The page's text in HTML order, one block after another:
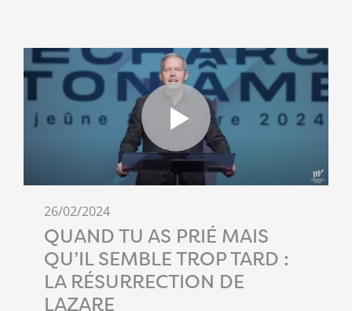
26/02/2024
QUAND TU AS PRIÉ MAIS
QU’IL SEMBLE TROP TARD :
LA RÉSURRECTION DE
LAZARE